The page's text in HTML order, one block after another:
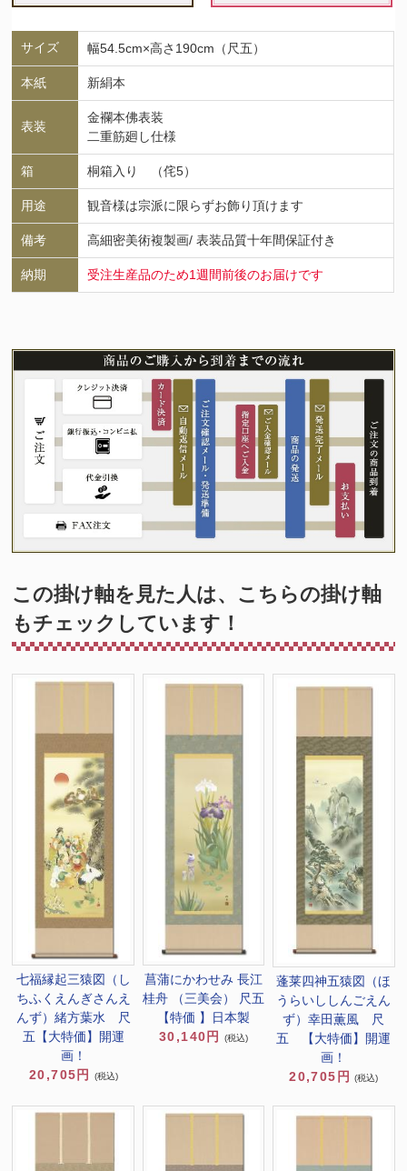
サイズ 幅54.5cm×高さ190cm（尺五）
本紙 新絹本
表装
金襴本佛表装
二重筋廻し仕様
箱 桐箱入り （侘5）
用途 観音様は宗派に限らずお飾り頂けます
備考 高細密美術複製画/ 表装品質十年間保証付き
納期 受注生産品のため1週間前後のお届けです
この掛け軸を見た人は、こちらの掛け軸
もチェックしています！
七福縁起三猿図（し
ちふくえんぎさんえ
んず）緒方葉水 尺
五【大特価】開運
画！
20,705円
(税込)
菖蒲にかわせみ 長江
桂舟 （三美会） 尺五
【特価 】日本製
30,140円
(税込)
蓬莱四神五猿図（ほ
うらいししんごえん
ず）幸田薫風 尺
五 【大特価】開運
画！
20,705円
(税込)